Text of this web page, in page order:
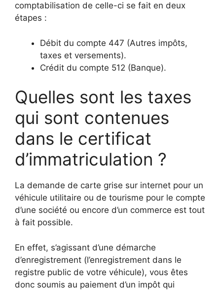
comptabilisation de celle-ci se fait en deux
étapes :
Débit du compte 447 (Autres impôts,
taxes et versements).
Crédit du compte 512 (Banque).
Quelles sont les taxes
qui sont contenues
dans le certificat
d’immatriculation ?
La demande de carte grise sur internet pour un
véhicule utilitaire ou de tourisme pour le compte
d’une société ou encore d’un commerce est tout
à fait possible.
En effet, s’agissant d’une démarche
d’enregistrement (l’enregistrement dans le
registre public de votre véhicule), vous êtes
donc soumis au paiement d’un impôt qui